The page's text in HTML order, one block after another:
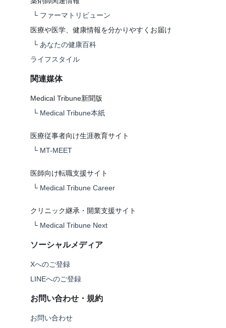
└ ファーマトリビューン
医療や医学、健康情報を分かりやすくお届け
└ あなたの健康百科
ライフスタイル
関連媒体
Medical Tribune新聞版
└ Medical Tribune本紙
医療従事者向け生涯教育サイト
└ MT-MEET
医師向け転職支援サイト
└ Medical Tribune Career
クリニック継承・開業支援サイト
└ Medical Tribune Next
ソーシャルメディア
Xへのご登録
LINEへのご登録
お問い合わせ・規約
お問い合わせ